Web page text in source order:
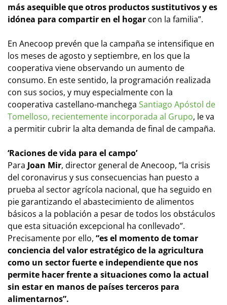
más asequible que otros productos sustitutivos y es
idónea para compartir en el hogar con la familia”.
En Anecoop prevén que la campaña se intensifique en
los meses de agosto y septiembre, en los que la
cooperativa viene observando un aumento de
consumo. En este sentido, la programación realizada
con sus socios, y muy especialmente con la
cooperativa castellano-manchega Santiago Apóstol de
Tomelloso, recientemente incorporada al Grupo, le va
a permitir cubrir la alta demanda de final de campaña.
‘Raciones de vida para el campo’
Para Joan Mir, director general de Anecoop, “la crisis
del coronavirus y sus consecuencias han puesto a
prueba al sector agrícola nacional, que ha seguido en
pie garantizando el abastecimiento de alimentos
básicos a la población a pesar de todos los obstáculos
que esta situación excepcional ha conllevado”.
Precisamente por ello, “es el momento de tomar
conciencia del valor estratégico de la agricultura
como un sector fuerte e independiente que nos
permite hacer frente a situaciones como la actual
sin estar en manos de países terceros para
alimentarnos”.